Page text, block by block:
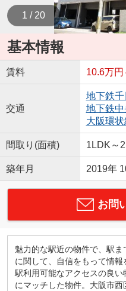
1 / 20
基本情報
賃料 10.6万円
交通
地下鉄
地下鉄中
大阪環状
間取り(面積) 1LDK～
築年月 2019年
お問
魅力的な駅近の物件で、駅
に関して、自信をもって情
駅利用可能なアクセスの良
にマッチした物件。大阪市